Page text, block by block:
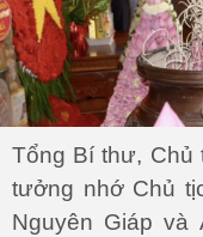
Tổng Bí thư, Chủ
tưởng nhớ Chủ
Nguyên Giáp và